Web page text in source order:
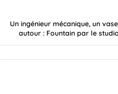
Un ingénieur mécanique, un
autour : Fountain par le